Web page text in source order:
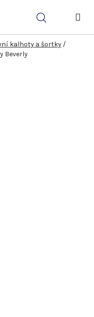
Hledat
kalhoty a šortky /
Beverly